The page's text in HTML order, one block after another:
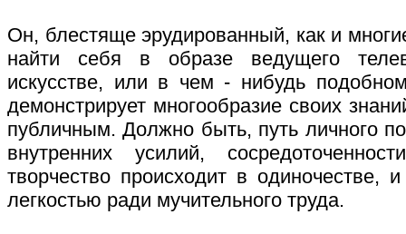
Он, блестяще эрудированный, как и
найти себя в образе ведущего
искусстве, или в чем - нибудь
демонстрирует многообразие своих
публичным. Должно быть, путь личного
внутренних усилий,
творчество происходит в одиночестве,
легкостью ради мучительного труда.